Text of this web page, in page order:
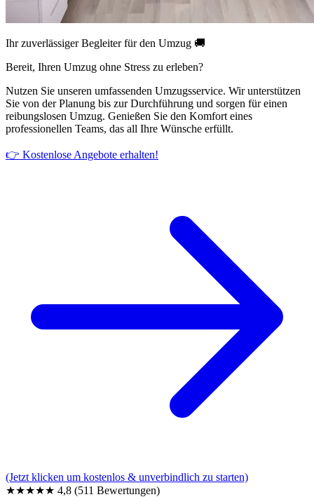
Ihr zuverlässiger Begleiter für den Umzug 🚚
Bereit, Ihren Umzug ohne Stress zu erleben?
Nutzen Sie unseren umfassenden Umzugsservice. Wir unterstützen
Sie von der Planung bis zur Durchführung und sorgen für einen
reibungslosen Umzug. Genießen Sie den Komfort eines
professionellen Teams, das all Ihre Wünsche erfüllt.
👉 Kostenlose Angebote erhalten!
(Jetzt klicken um kostenlos & unverbindlich zu starten)
★★★★★ 4,8 (511 Bewertungen)